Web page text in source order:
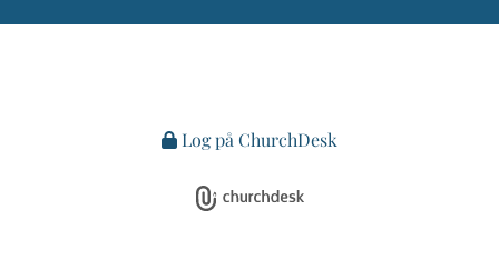
Log på ChurchDesk